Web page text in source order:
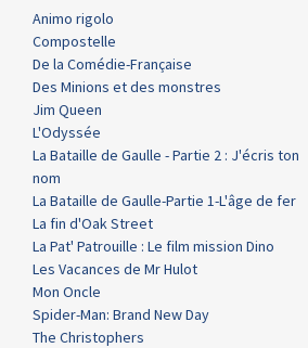
Animo rigolo
Compostelle
De la Comédie-Française
Des Minions et des monstres
Jim Queen
L'Odyssée
La Bataille de Gaulle - Partie 2 : J'écris ton
nom
La Bataille de Gaulle-Partie 1-L'âge de fer
La fin d'Oak Street
La Pat' Patrouille : Le film mission Dino
Les Vacances de Mr Hulot
Mon Oncle
Spider-Man: Brand New Day
The Christophers